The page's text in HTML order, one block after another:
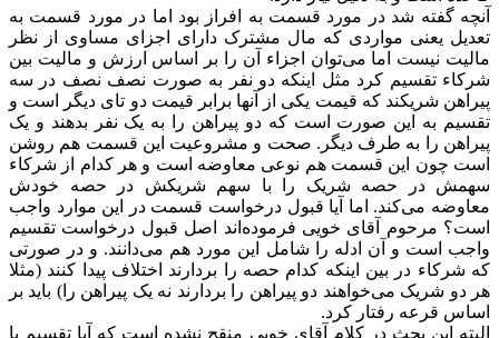
آنچه گفته شد در مورد قسمت به افراز بود اما در مورد قسمت به
تعدیل یعنی مواردی که مال مشترک دارای اجزای مساوی از نظر
مالیت نیست اما می‌توان اجزاء آن را بر اساس ارزش و مالیت بین
شرکاء تقسیم کرد مثل اینکه دو نفر به صورت نصف نصف در سه
پیراهن شریکند که قیمت یکی از آنها برابر قیمت دو تای دیگر است و
تقسیم به این صورت است که دو پیراهن را به یک نفر بدهند و یک
پیراهن را به طرف دیگر. صحت و مشروعیت این قسمت هم روشن
است چون این قسمت هم نوعی معاوضه است و هر کدام از شرکاء
سهمش در حصه شریک را با سهم شریکش در حصه خودش
معاوضه می‌کند. اما آیا قبول درخواست قسمت در این موارد واجب
است؟ مرحوم آقای خویی فرموده‌اند اصل قبول درخواست تقسیم
واجب است و آن ادله‌ را شامل این مورد هم می‌دانند. و در صورتی
که شرکاء در بین اینکه کدام حصه را بردارند اختلاف پیدا کنند (مثلا
هر دو شریک می‌خواهند دو پیراهن را بردارند نه یک پیراهن را) باید بر
اساس قرعه رفتار کرد.
البته این بحث در کلام آقای خویی منقح نشده است که آیا تقسیم با